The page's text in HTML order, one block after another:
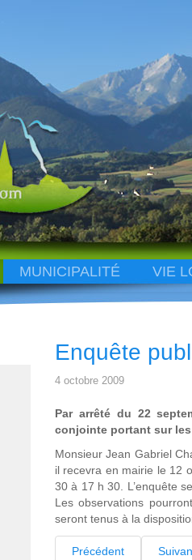
MUNICIPALITÉ VIE
Enquête
4 octobre 2009
Par arrêté du 22
conjointe portant sur
Monsieur Jean Gabriel
il recevra en mairie le 12
30 à 17 h 30. L’enquête
Les observations
seront tenus à la
Précédent